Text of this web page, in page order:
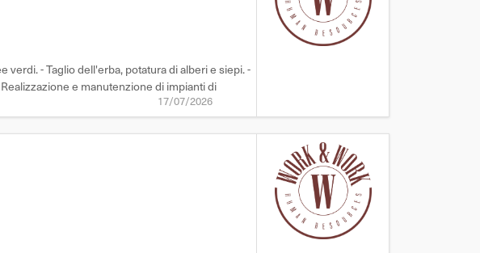
- Taglio dell'erba, potatura di alberi e siepi. -
e manutenzione di impianti di
17/07/2026